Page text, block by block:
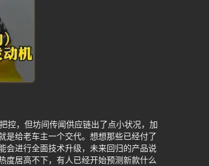
控，但坊间传闻供应链出了点小状况，加
是给老车主一个交代。想想那些已经付了
会进行全面技术升级，未来回归的产品说
度居高不下，有人已经开始预测新款什么